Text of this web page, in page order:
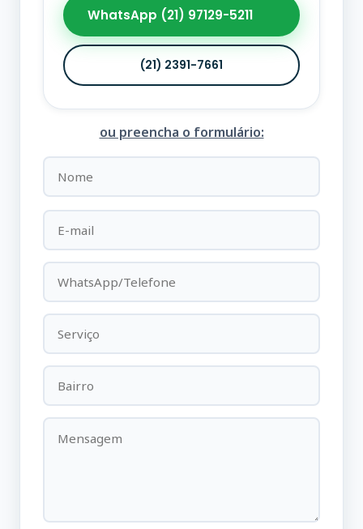
WhatsApp (21) 97129-5211
(21) 2391-7661
ou preencha o formulário: